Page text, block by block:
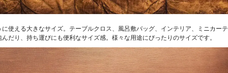
に使える大きなサイズ。テーブルクロス、風呂敷バッグ、インテリア、ミニカー
だり、持ち運びにも便利なサイズ感。様々な用途にぴったりのサイズです。